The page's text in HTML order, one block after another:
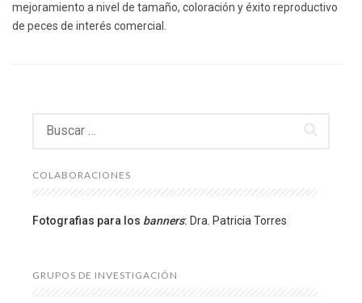
mejoramiento a nivel de tamaño, coloración y éxito reproductivo
de peces de interés comercial.
COLABORACIONES
Fotografias para los banners: Dra. Patricia Torres
GRUPOS DE INVESTIGACIÓN